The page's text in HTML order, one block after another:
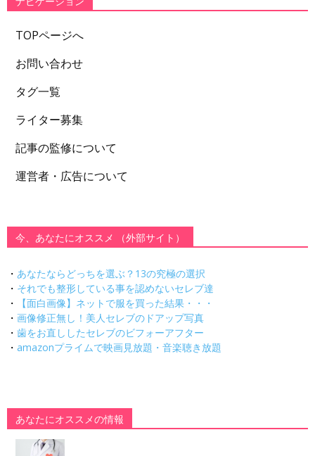
TOPページへ
お問い合わせ
タグ一覧
ライター募集
記事の監修について
運営者・広告について
今、あなたにオススメ （外部サイト）
・ あなたならどっちを選ぶ？13の究極の選択
・ それでも整形している事を認めないセレブ達
・
【面白画像】ネットで服を買った結果・・・
・ 画像修正無し！美人セレブのドアップ写真
・ 歯をお直ししたセレブのビフォーアフター
・ amazonプライムで映画見放題・音楽聴き放題
あなたにオススメの情報